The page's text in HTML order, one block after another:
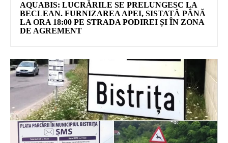
AQUABIS: LUCRĂRILE SE PRELUNGESC LA
BECLEAN. FURNIZAREA APEI, SISTATĂ PÂNĂ
LA ORA 18:00 PE STRADA PODIREI ȘI ÎN ZONA
DE AGREMENT